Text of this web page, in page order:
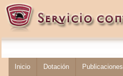
Inicio Dotación Publicaciones